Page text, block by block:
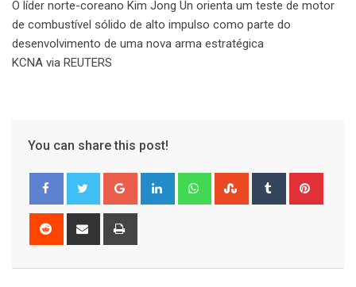
O líder norte-coreano Kim Jong Un orienta um teste de motor
de combustível sólido de alto impulso como parte do
desenvolvimento de uma nova arma estratégica
KCNA via REUTERS
You can share this post!
Google+ LinkedIn WhatsappStumbleUpon
Tumblr
Reddit
Share